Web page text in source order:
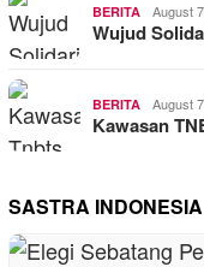
BERITA August
Wujud
BERITA August
Kawasan
SASTRA INDONESIA